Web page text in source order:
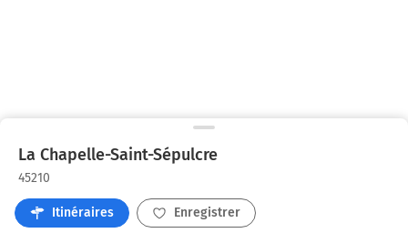
La Chapelle-Saint-Sépulcre
45210
Itinéraires Enregistrer